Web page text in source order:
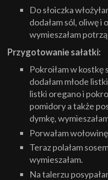
Do słoiczka
dodałam sól, oliwę i
wymieszałam
Przygotowanie sałatki:
Pokroiłam w kostkę
dodałam młode
listki oregano i
pomidory a także
dymkę,
Porwałam
Teraz polałam
wymieszałam.
Na talerzu